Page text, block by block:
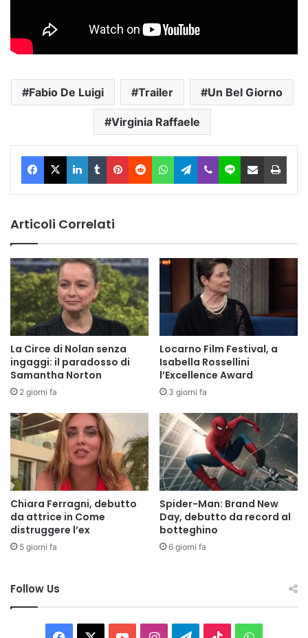
Fabio De Luigi Trailer Un Bel Giorno
Virginia Raffaele
Facebook
X LinkedIn
TumblrPinterest
RedditWhatsAppTelegram
ViberLine Condividi via Email
Articoli Correlati
La Circe di Nolan senza
ingaggi: il paradosso di
Samantha Norton
2 giorni fa
Locarno Film Festival, a
Isabella Rossellini
l’Excellence Award
3 giorni fa
Chiara Ferragni, debutto
da attrice in Come
distruggere l’ex
5 giorni fa
Spider-Man: Brand New
Day, debutto da record al
botteghino
6 giorni fa
Follow Us